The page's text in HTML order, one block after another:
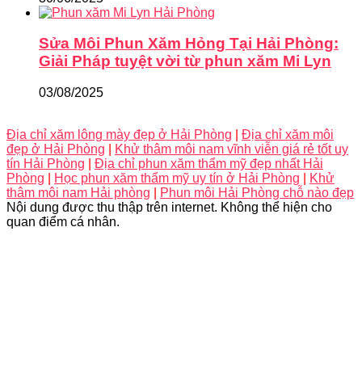
Sửa Môi Phun Xăm Hỏng Tại Hải Phòng:
Giải Pháp tuyệt vời từ phun xăm Mi Lyn
03/08/2025
Địa chỉ xăm lông mày đẹp ở Hải Phòng
Địa chỉ xăm môi
đẹp ở Hải Phòng
Khử thâm môi nam vĩnh viễn giá rẻ tốt uy
tín Hải Phòng
Địa chỉ phun xăm thẩm mỹ đẹp nhất Hải
Phòng
Học phun xăm thẩm mỹ uy tín ở Hải Phòng
Khử
thâm môi nam Hải phòng
Phun môi Hải Phòng chỗ nào đẹp
Nội dung được thu thập trên internet. Không thể hiện cho
quan điểm cá nhân.